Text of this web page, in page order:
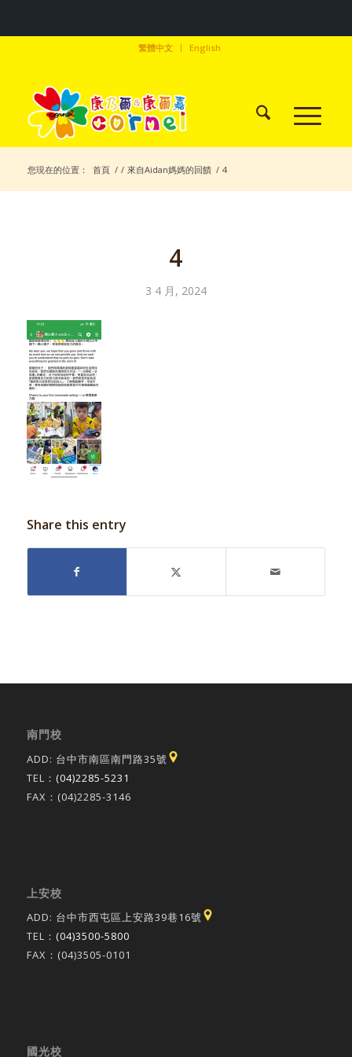
繁體中文 English
您現在的位置： 首頁 / / 來自Aidan媽媽的回饋 / 4
4
3 4 月, 2024
Share this entry
南門校
ADD: 台中市南區南門路35號
TEL： (04)2285-5231
FAX：(04)2285-3146
上安校
ADD: 台中市西屯區上安路39巷16號
TEL： (04)3500-5800
FAX：(04)3505-0101
國光校